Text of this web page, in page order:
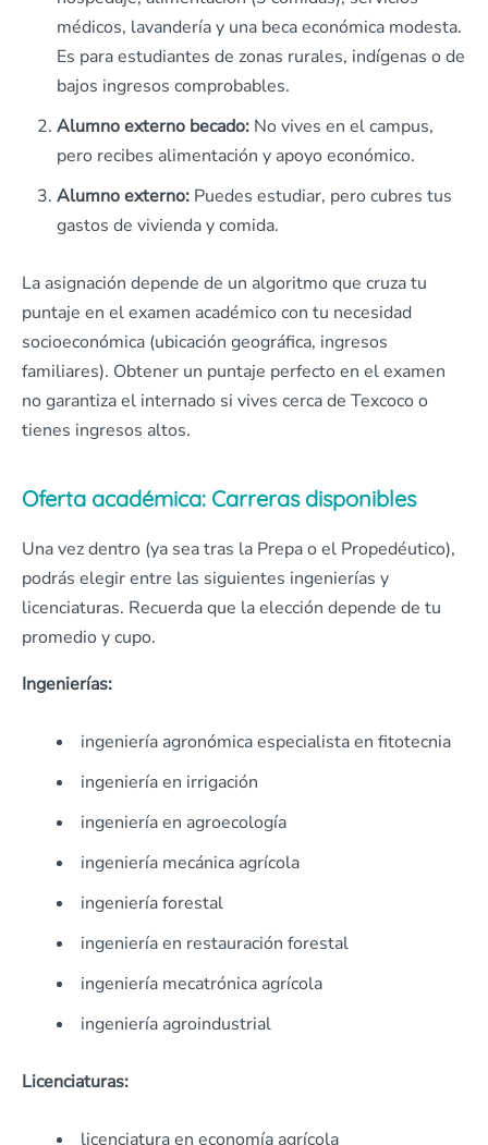
médicos, lavandería y una beca económica modesta.
Es para estudiantes de zonas rurales, indígenas o de
bajos ingresos comprobables.
Alumno externo becado: No vives en el campus,
pero recibes alimentación y apoyo económico.
Alumno externo: Puedes estudiar, pero cubres tus
gastos de vivienda y comida.
La asignación depende de un algoritmo que cruza tu
puntaje en el examen académico con tu necesidad
socioeconómica (ubicación geográfica, ingresos
familiares). Obtener un puntaje perfecto en el examen
no garantiza el internado si vives cerca de Texcoco o
tienes ingresos altos.
Oferta académica: Carreras disponibles
Una vez dentro (ya sea tras la Prepa o el Propedéutico),
podrás elegir entre las siguientes ingenierías y
licenciaturas. Recuerda que la elección depende de tu
promedio y cupo.
Ingenierías:
ingeniería agronómica especialista en fitotecnia
ingeniería en irrigación
ingeniería en agroecología
ingeniería mecánica agrícola
ingeniería forestal
ingeniería en restauración forestal
ingeniería mecatrónica agrícola
ingeniería agroindustrial
Licenciaturas:
licenciatura en economía agrícola